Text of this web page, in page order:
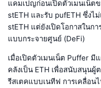
แคมเปญก่อนเปิดตัวเมนเน็ต
stETH และรับ pufETH ซึ่งไ
stETH แต่ยังเปิดโอกาสในก
แบบกระจายศูนย์ (DeFi)
เมื่อเปิดตัวเมนเน็ต Puffer
คลังเป็น ETH เพื่อสนับสนุนผู้
รีสเตคแบบเนทีฟ การเคลื่อน